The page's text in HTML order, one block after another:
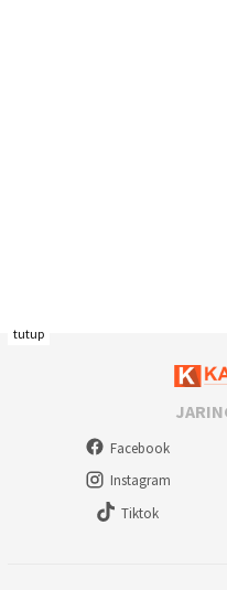
Facebook
Instagram
Tiktok
tutup